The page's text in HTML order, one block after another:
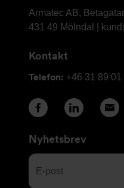
Armatec
AB
Armatec AB,
431 49 Mölndal |
Kontakt
Telefon: +46 31 89 01
Nyhetsbrev
E-
post